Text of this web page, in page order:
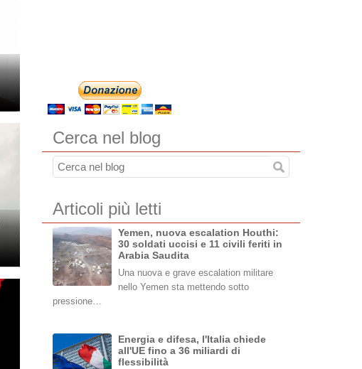
Cerca nel blog
Articoli più letti
Yemen, nuova escalation Houthi:
30 soldati uccisi e 11 civili feriti in
Arabia Saudita
Una nuova e grave escalation militare
nello Yemen sta mettendo sotto
pressione…
Energia e difesa, l'Italia chiede
all'UE fino a 36 miliardi di
flessibilità